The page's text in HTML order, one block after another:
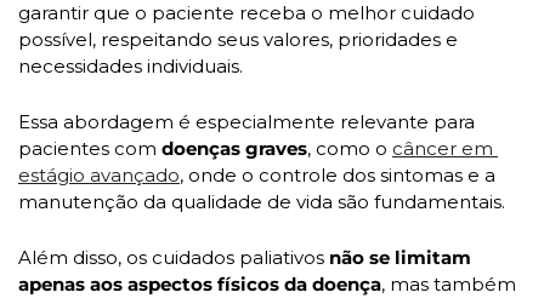
garantir que o paciente receba o melhor cuidado
possível, respeitando seus valores, prioridades e
necessidades individuais.
Essa abordagem é especialmente relevante para
pacientes com doenças graves, como o câncer em
estágio avançado, onde o controle dos sintomas e a
manutenção da qualidade de vida são fundamentais.
Além disso, os cuidados paliativos não se limitam
apenas aos aspectos físicos da doença, mas também